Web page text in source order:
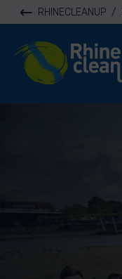
RHINECLEANUP /
River Cleanup